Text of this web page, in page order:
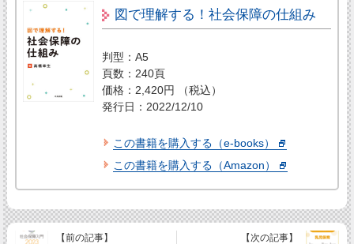
図で理解する！社会保障の仕組み
判型：A5
頁数：240頁
価格：2,420円 （税込）
発行日：2022/12/10
この書籍を購入する（e-books）
この書籍を購入する（Amazon）
【前の記事】 【次の記事】